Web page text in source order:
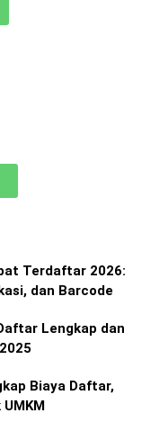
Terdaftar 2026:
dan Barcode
Lengkap dan
Biaya Daftar,